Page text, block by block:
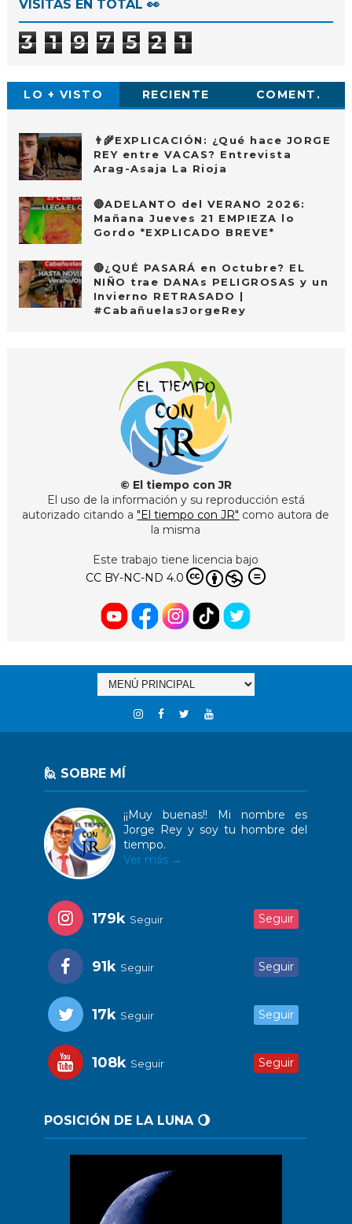
VISITAS EN TOTAL 👀
3 1 9 7 5 2 1
LO + VISTO RECIENTE COMENT.
👨‍🌾EXPLICACIÓN: ¿Qué hace JORGE
REY entre VACAS? Entrevista
Arag-Asaja La Rioja
🔴ADELANTO del VERANO 2026:
Mañana Jueves 21 EMPIEZA lo
Gordo *EXPLICADO BREVE*
🔴¿QUÉ PASARÁ en Octubre? EL
NIÑO trae DANAs PELIGROSAS y un
Invierno RETRASADO |
#CabañuelasJorgeRey
© El tiempo con JR
El uso de la información y su reproducción está
autorizado citando a "El tiempo con JR" como autora de
la misma
Este trabajo tiene licencia bajo
CC BY-NC-ND 4.0
🙋 SOBRE MÍ
¡¡Muy buenas!! Mi nombre es
Jorge Rey y soy tu hombre del
tiempo.
Ver más →
179k Seguir Seguir
91k Seguir Seguir
17k Seguir Seguir
108k Seguir Seguir
POSICIÓN DE LA LUNA 🌖